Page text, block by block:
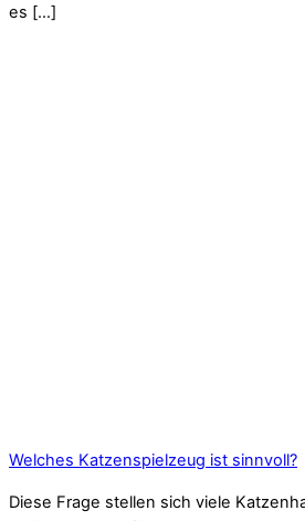
es […]
Welches Katzenspielzeug ist sinnvoll?
Diese Frage stellen sich viele